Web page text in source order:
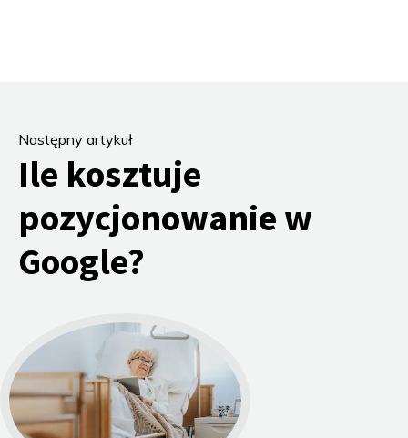
Następny artykuł
Ile kosztuje
pozycjonowanie w
Google?